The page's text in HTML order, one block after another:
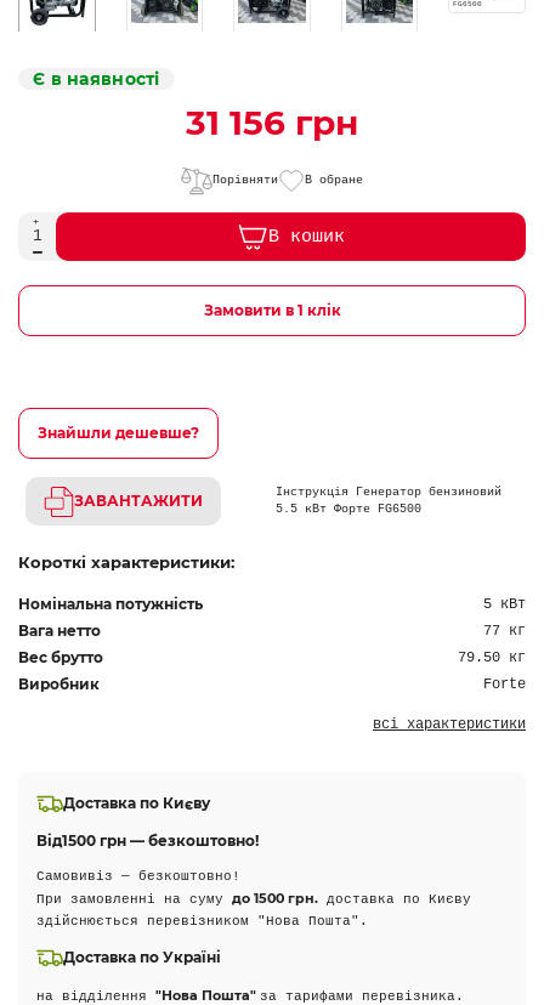
Є в наявності
31 156 грн
Порівняти В обране
В кошик
Замовити в 1 клік
Знайшли дешевше?
ЗАВАНТАЖИТИ
Інструкція Генератор бензиновий
5.5 кВт Форте FG6500
Короткі характеристики:
Номінальна потужність 5 кВт
Вага нетто 77 кг
Вес брутто 79.50 кг
Виробник Forte
всі характеристики
Доставка по Києву
Від1500 грн — безкоштовно!
Самовивіз — безкоштовно!
При замовленні на суму до 1500 грн. доставка по Києву
здійснюється перевізником "Нова Пошта".
Доставка по Україні
на відділення "Нова Пошта" за тарифами перевізника.